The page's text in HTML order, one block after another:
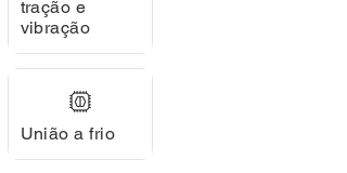
tração e
vibração
União a frio